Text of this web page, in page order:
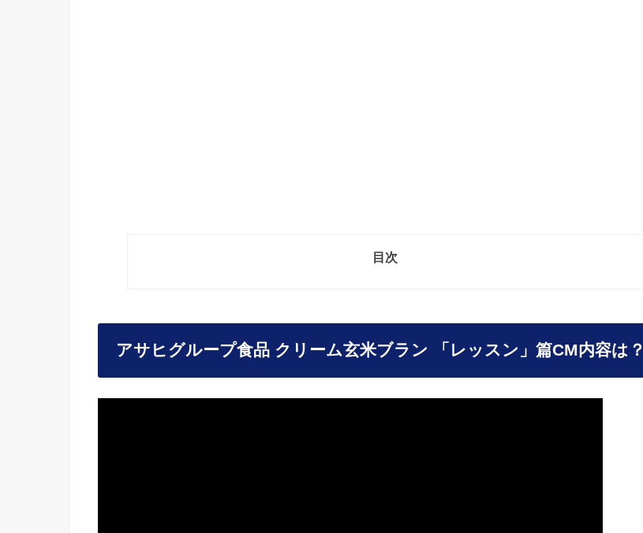
目次
アサヒグループ食品 クリーム玄米ブラン 「レッスン」篇CM内容は？